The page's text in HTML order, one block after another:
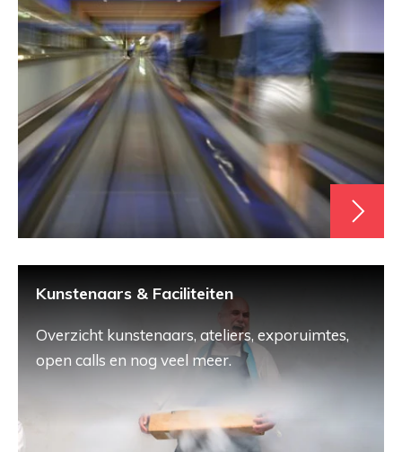
Kunstenaars & Faciliteiten
Overzicht kunstenaars, ateliers, exporuimtes,
open calls en nog veel meer.